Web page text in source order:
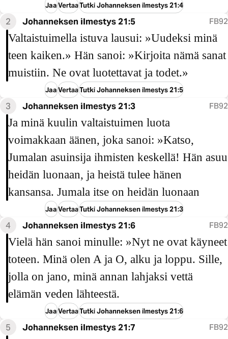
JaaVertaaTutki Johanneksen ilmestys 21:4
2 Johanneksen ilmestys 21:5 FB92
Valtaistuimella istuva lausui: »Uudeksi minä
teen kaiken.» Hän sanoi: »Kirjoita nämä sanat
muistiin. Ne ovat luotettavat ja todet.»
JaaVertaaTutki Johanneksen ilmestys 21:5
3 Johanneksen ilmestys 21:3 FB92
Ja minä kuulin valtaistuimen luota
voimakkaan äänen, joka sanoi: »Katso,
Jumalan asuinsija ihmisten keskellä! Hän asuu
heidän luonaan, ja heistä tulee hänen
kansansa. Jumala itse on heidän luonaan
JaaVertaaTutki Johanneksen ilmestys 21:3
4 Johanneksen ilmestys 21:6 FB92
Vielä hän sanoi minulle: »Nyt ne ovat käyneet
toteen. Minä olen A ja O, alku ja loppu. Sille,
jolla on jano, minä annan lahjaksi vettä
elämän veden lähteestä.
JaaVertaaTutki Johanneksen ilmestys 21:6
5 Johanneksen ilmestys 21:7 FB92